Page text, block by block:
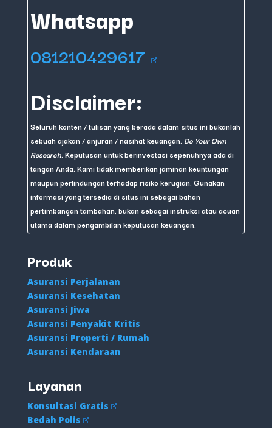
Whatsapp
081210429617
Disclaimer:
Seluruh konten / tulisan yang berada dalam situs ini bukanlah
sebuah ajakan / anjuran / nasihat keuangan. Do Your Own
Research . Keputusan untuk berinvestasi sepenuhnya ada di
tangan Anda. Kami tidak memberikan jaminan keuntungan
maupun perlindungan terhadap risiko kerugian. Gunakan
informasi yang tersedia di situs ini sebagai bahan
pertimbangan tambahan, bukan sebagai instruksi atau acuan
utama dalam pengambilan keputusan keuangan.
Produk
Asuransi Perjalanan
Asuransi Kesehatan
Asuransi Jiwa
Asuransi Penyakit Kritis
Asuransi Properti / Rumah
Asuransi Kendaraan
Layanan
Konsultasi Gratis
Bedah Polis